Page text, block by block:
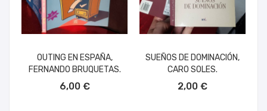
OUTING EN ESPAÑA,
FERNANDO BRUQUETAS.
6,00 €
SUEÑOS DE DOMINACIÓN,
CARO SOLES.
2,00 €